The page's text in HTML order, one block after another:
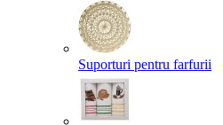
Suporturi pentru farfurii